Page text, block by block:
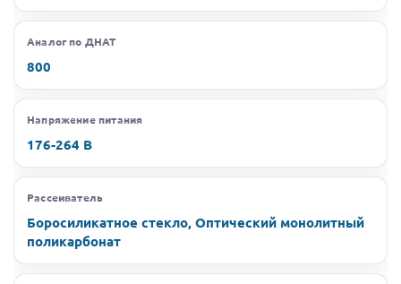
Аналог по ДНАТ
800
Напряжение питания
176-264 В
Рассеиватель
Боросиликатное стекло, Оптический монолитный
поликарбонат